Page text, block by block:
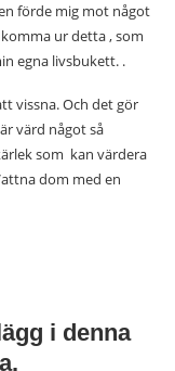
förde mig mot något
ur detta , som
egna livsbukett. .
vissna. Och det gör
värd något så
som kan värdera
dom med en
i denna